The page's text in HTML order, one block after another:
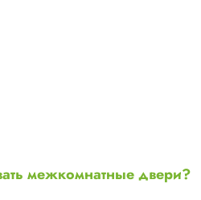
межкомнатные двери?